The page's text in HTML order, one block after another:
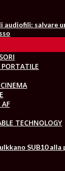
audiofili: salvare
AF
TECHNOLOGY
SUB10